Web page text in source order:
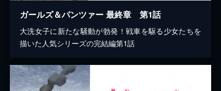
ガールズ＆パンツァー 最終章 第1話
大洗女子に新たな騒動が勃発！戦車を駆る少女たちを
描いた人気シリーズの完結編第1話